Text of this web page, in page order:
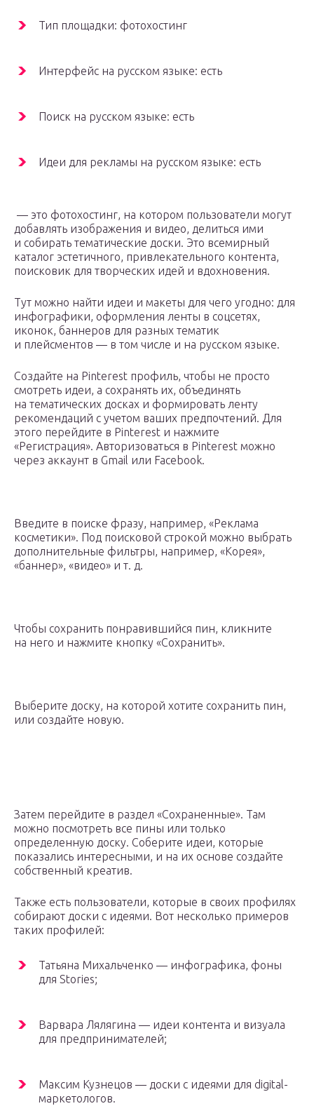
Тип площадки: фотохостинг
Интерфейс на русском языке: есть
Поиск на русском языке: есть
Идеи для рекламы на русском языке: есть
— это фотохостинг, на котором пользователи могут
добавлять изображения и видео, делиться ими
и собирать тематические доски. Это всемирный
каталог эстетичного, привлекательного контента,
поисковик для творческих идей и вдохновения.
Тут можно найти идеи и макеты для чего угодно: для
инфографики, оформления ленты в соцсетях,
иконок, баннеров для разных тематик
и плейсментов — в том числе и на русском языке.
Создайте на Pinterest профиль, чтобы не просто
смотреть идеи, а сохранять их, объединять
на тематических досках и формировать ленту
рекомендаций с учетом ваших предпочтений. Для
этого перейдите в Pinterest и нажмите
«Регистрация». Авторизоваться в Pinterest можно
через аккаунт в Gmail или Facebook.
Введите в поиске фразу, например, «Реклама
косметики». Под поисковой строкой можно выбрать
дополнительные фильтры, например, «Корея»,
«баннер», «видео» и т. д.
Чтобы сохранить понравившийся пин, кликните
на него и нажмите кнопку «Сохранить».
Выберите доску, на которой хотите сохранить пин,
или создайте новую.
Затем перейдите в раздел «Сохраненные». Там
можно посмотреть все пины или только
определенную доску. Соберите идеи, которые
показались интересными, и на их основе создайте
собственный креатив.
Также есть пользователи, которые в своих профилях
собирают доски с идеями. Вот несколько примеров
таких профилей:
Татьяна Михальченко — инфографика, фоны
для Stories;
Варвара Лялягина — идеи контента и визуала
для предпринимателей;
Максим Кузнецов — доски с идеями для digital-
маркетологов.